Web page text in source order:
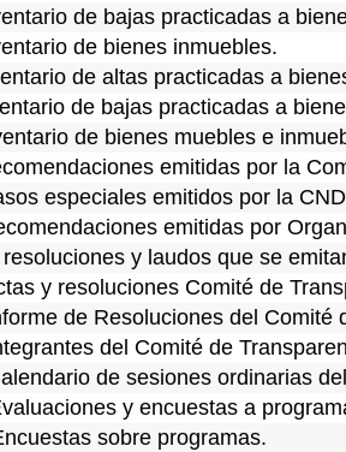
de bajas practicadas a
de bienes inmuebles.
de altas practicadas a
de bajas practicadas a
de bienes muebles e
emitidas por la
especiales emitidos por la
emitidas por
y laudos que se
y resoluciones Comité de
de Resoluciones del Comité
del Comité de
de sesiones ordinarias
y encuestas a
sobre programas.